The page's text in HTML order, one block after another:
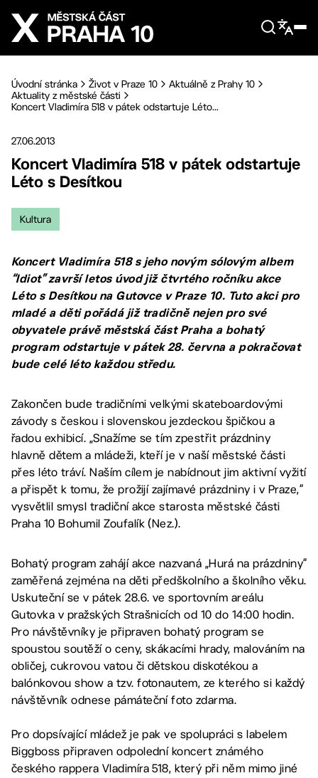
Přejít na hlavní obsah
Úvodní stránka Život v Praze 10
Aktuálně z Prahy 10
Aktuality z městské části
Koncert Vladimíra 518 v pátek odstartuje Léto...
27.06.2013
Koncert Vladimíra 518 v pátek odstartuje
Léto s Desítkou
Kultura
Koncert Vladimíra 518 s jeho novým sólovým albem
“Idiot” završí letos úvod již čtvrtého ročníku akce
Léto s Desítkou na Gutovce v Praze 10. Tuto akci pro
mladé a děti pořádá již tradičně nejen pro své
obyvatele právě městská část Praha a bohatý
program odstartuje v pátek 28. června a pokračovat
bude celé léto každou středu.
Zakončen bude tradičními velkými skateboardovými
závody s českou i slovenskou jezdeckou špičkou a
řadou exhibicí. „Snažíme se tím zpestřit prázdniny
hlavně dětem a mládeži, kteří je v naší městské části
přes léto tráví. Naším cílem je nabídnout jim aktivní vyžití
a přispět k tomu, že prožijí zajímavé prázdniny i v Praze,“
vysvětlil smysl tradiční akce starosta městské části
Praha 10 Bohumil Zoufalík (Nez.).
Bohatý program zahájí akce nazvaná „Hurá na prázdniny“
zaměřená zejména na děti předškolního a školního věku.
Uskuteční se v pátek 28.6. ve sportovním areálu
Gutovka v pražských Strašnicích od 10 do 14:00 hodin.
Pro návštěvníky je připraven bohatý program se
spoustou soutěží o ceny, skákacími hrady, malováním na
obličej, cukrovou vatou či dětskou diskotékou a
balónkovou show a tzv. fotonautem, ze kterého si každý
návštěvník odnese pámáteční foto zdarma.
Pro dopsívající mládež je pak ve spolupráci s labelem
Biggboss připraven odpolední koncert známého
českého rappera Vladimíra 518, který při něm mimo jiné